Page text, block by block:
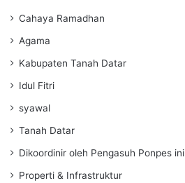
Cahaya Ramadhan
Agama
Kabupaten Tanah Datar
Idul Fitri
syawal
Tanah Datar
Dikoordinir oleh Pengasuh Ponpes ini
Properti & Infrastruktur